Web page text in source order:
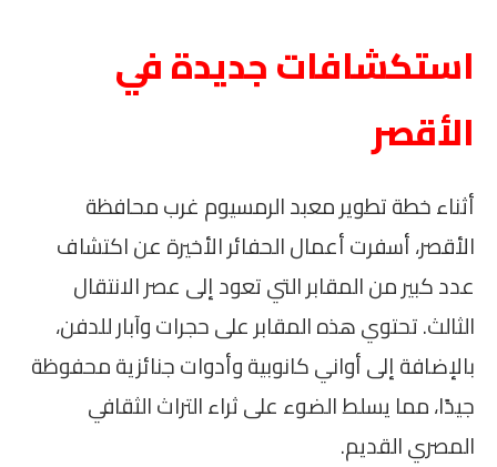
استكشافات جديدة في
الأقصر
أثناء خطة تطوير معبد الرمسيوم غرب محافظة
الأقصر، أسفرت أعمال الحفائر الأخيرة عن اكتشاف
عدد كبير من المقابر التي تعود إلى عصر الانتقال
الثالث. تحتوي هذه المقابر على حجرات وآبار للدفن،
بالإضافة إلى أواني كانوبية وأدوات جنائزية محفوظة
جيدًا، مما يسلط الضوء على ثراء التراث الثقافي
المصري القديم.